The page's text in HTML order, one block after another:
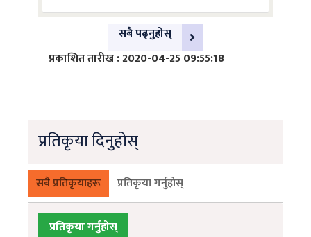
सबै पढ्नुहोस्
प्रकाशित तारीख : 2020-04-25 09:55:18
प्रतिकृया दिनुहोस्
सबै प्रतिकृयाहरू प्रतिकृया गर्नुहोस्
प्रतिकृया गर्नुहोस्